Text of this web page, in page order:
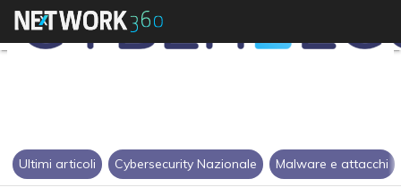
Ultimi articoli Cybersecurity Nazionale Malware e attacchi